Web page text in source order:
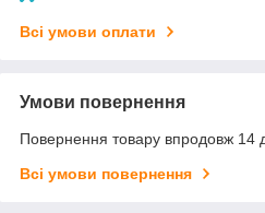
Всі умови оплати
Умови повернення
Повернення товару впродовж 14
Всі умови повернення